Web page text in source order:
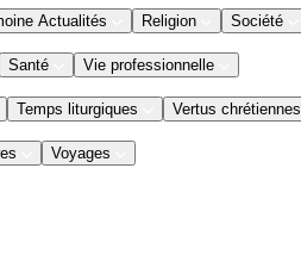
Actualités Religion Société
Santé Vie professionnelle
Temps liturgiques Vertus chrétiennes
Voyages